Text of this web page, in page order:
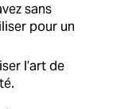
sans
pour un
l’art de